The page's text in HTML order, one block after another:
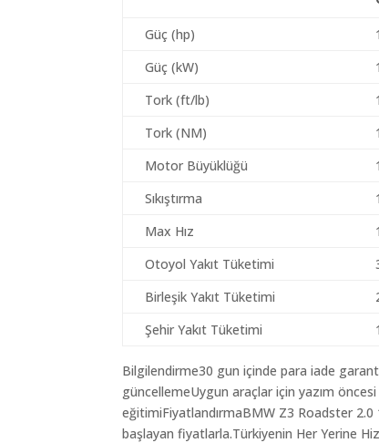
Güç (hp)
Güç (kW)
Tork (ft/lb)
Tork (NM)
Motor Büyüklüğü
Sıkıştırma
Max Hız
Otoyol Yakıt Tüketimi
Birleşik Yakıt Tüketimi
Şehir Yakıt Tüketimi
Bilgilendirme30 gun içinde para iade
güncellemeUygun araçlar için yazım
eğitimiFiyatlandırmaBMW Z3 Roadster 2.0
başlayan fiyatlarla.Türkiyenin Her Yerine